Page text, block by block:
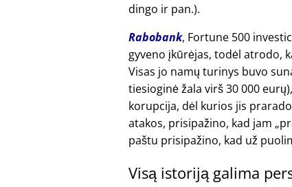
dingo ir pan.).
Rabobank, Fortune 500
gyveno įkūrėjas, todėl atrodo,
Visas jo namų turinys buvo
tiesioginė žala virš 30 000
korupcija, dėl kurios jis
atakos, prisipažino, kad jam
paštu prisipažino, kad už
Visą istoriją galima